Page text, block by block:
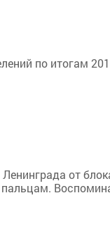
по итогам
от